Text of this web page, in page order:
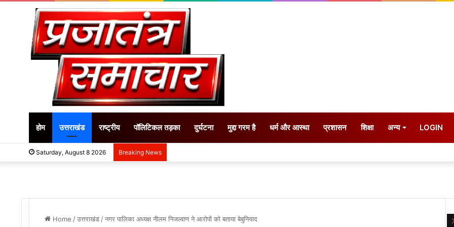
होम उत्तराखंड राष्ट्रीय पॉलिटिकल तड़का दुर्घटना मुद्दा गरम है धर्म और आस्था प्रशासन शिक्षा अन्य LOGIN
Saturday, August 8 2026 Breaking News
Home /उत्तराखंड /नगर पालिका अध्यक्ष नीलम निजल्वाण ने आरोपों को बताया बेबुनियाद